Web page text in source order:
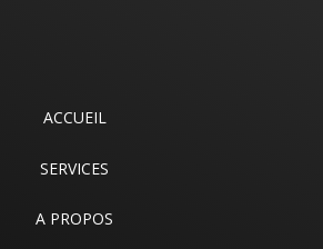
ACCUEIL
SERVICES
A PROPOS